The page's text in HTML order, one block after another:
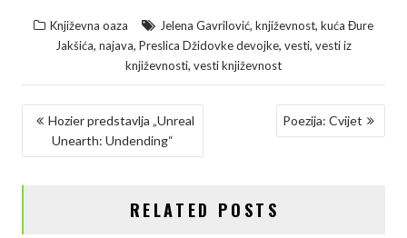
c
b
o
o
t
t
e
r
n
k
e
d
I
p
y
L
a
e
Književna oaza Jelena Gavrilović, književnost, kuća Đure
Jakšića, najava, Preslica Džidovke devojke, vesti, vesti iz
književnosti, vesti književnost
KRETANJE
ČLANKA
Hozier predstavlja „Unreal
Unearth: Undending“
Poezija: Cvijet
RELATED POSTS